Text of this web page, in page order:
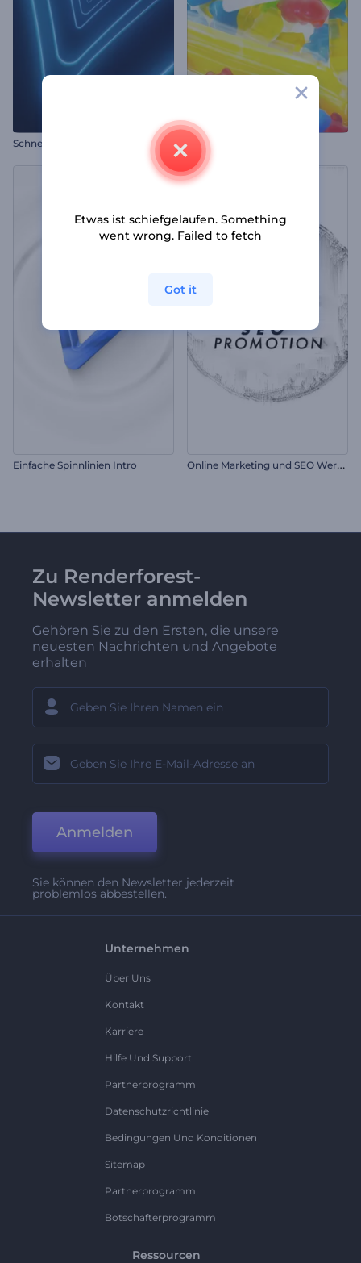
Schnelles Intro für Neonebenen Gummibärchen Opener
Einfache Spinnlinien Intro O
nline Marketing und SEO Werbung
Zu Renderforest-
Newsletter anmelden
Gehören Sie zu den Ersten, die unsere
neuesten Nachrichten und Angebote
erhalten
Anmelden
Sie können den Newsletter jederzeit
problemlos abbestellen.
Unternehmen
Über Uns
Kontakt
Karriere
Hilfe Und Support
Partnerprogramm
Datenschutzrichtlinie
Bedingungen Und Konditionen
Sitemap
Partnerprogramm
Botschafterprogramm
Ressourcen
Etwas ist schiefgelaufen. Something
went wrong. Failed to fetch
Got it